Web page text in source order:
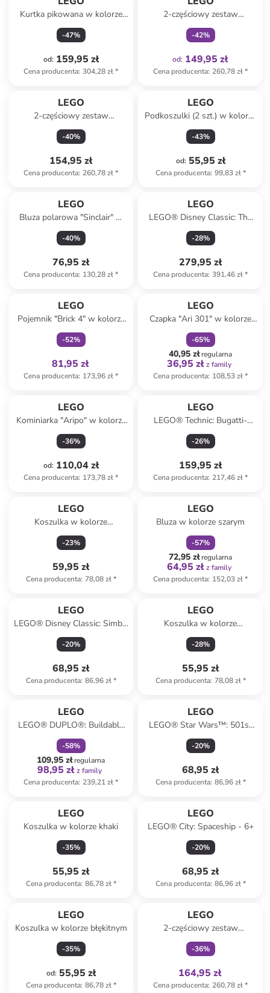
Kurtka pikowana w kolorze
granatowym
-47%
od: 159,95 zł
Cena producenta: 304,28 zł*
2-częściowy zestaw
przeciwdeszczowy w kolorze
jasnoróżowym
-42%
od: 149,95 zł
Cena producenta: 260,78 zł*
LEGO
2-częściowy zestaw
przeciwdeszczowy w kolorze
jasnoróżowym
-40%
154,95 zł
Cena producenta: 260,78 zł*
LEGO
Podkoszulki (2 szt.) w kolorze
beżowo-fioletowym
-43%
od: 55,95 zł
Cena producenta: 99,83 zł*
LEGO
Bluza polarowa "Sinclair" w
kolorze różowym
-40%
76,95 zł
Cena producenta: 130,28 zł*
LEGO
LEGO® Disney Classic: The
Beach House from Lilo &
Stitch - 9+
-28%
279,95 zł
Cena producenta: 391,46 zł*
LEGO
Pojemnik "Brick 4" w kolorze
czarnym z szufladami - 25 x
18 x 25 cm
-52%
81,95 zł
Cena producenta: 173,96 zł*
LEGO
Czapka "Ari 301" w kolorze
niebieskim
-65%
40,95 złregularna
36,95 zł z family
Cena producenta: 108,53 zł*
LEGO
Kominiarka "Aripo" w kolorze
jasnoróżowym
-36%
od: 110,04 zł
Cena producenta: 173,78 zł*
LEGO
LEGO® Technic: Bugatti-
Bolide - 9+
-26%
159,95 zł
Cena producenta: 217,46 zł*
LEGO
Koszulka w kolorze
granatowym ze wzorem
-23%
59,95 zł
Cena producenta: 78,08 zł*
LEGO
Bluza w kolorze szarym
-57%
72,95 złregularna
64,95 zł z family
Cena producenta: 152,03 zł*
LEGO
LEGO® Disney Classic: Simba,
the king's lion cub - 6+
-20%
68,95 zł
Cena producenta: 86,96 zł*
LEGO
Koszulka w kolorze
granatowym
-28%
55,95 zł
Cena producenta: 78,08 zł*
LEGO
LEGO® DUPLO®: Buildable
people with big emotions - 3+
-58%
109,95 złregularna
98,95 zł z family
Cena producenta: 239,21 zł*
LEGO
LEGO® Star Wars™: 501st
Clone Troopers™ Battle Pack
- 6+
-20%
68,95 zł
Cena producenta: 86,96 zł*
LEGO
Koszulka w kolorze khaki
-35%
55,95 zł
Cena producenta: 86,78 zł*
LEGO
LEGO® City: Spaceship - 6+
-20%
68,95 zł
Cena producenta: 86,96 zł*
LEGO
Koszulka w kolorze błękitnym
-35%
od: 55,95 zł
Cena producenta: 86,78 zł*
LEGO
2-częściowy zestaw
przeciwdeszczowy w kolorze
niebieskim
-36%
164,95 zł
Cena producenta: 260,78 zł*